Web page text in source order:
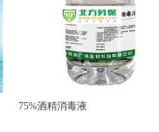
1953年在美国诞生之初被用于火箭推
进器的保养，WD-40除湿防锈润滑剂
到如今被广泛应用于军工、航天、飞
机、汽车、船运、粉末冶金、采矿、
电力、电子、制药、食品、家庭等许
多领域，可谓“从太空到家庭，妙用无
75%酒精消毒液